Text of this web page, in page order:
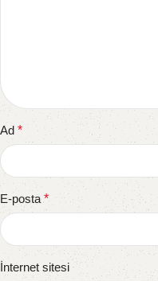
Ad *
E-posta*
İnternet sitesi